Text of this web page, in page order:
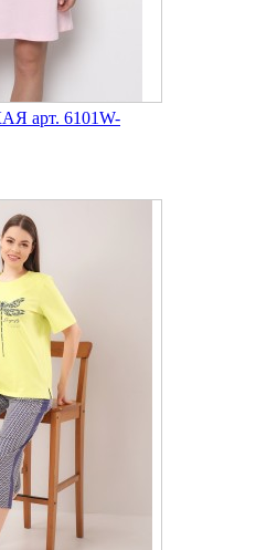
арт. 6101W-